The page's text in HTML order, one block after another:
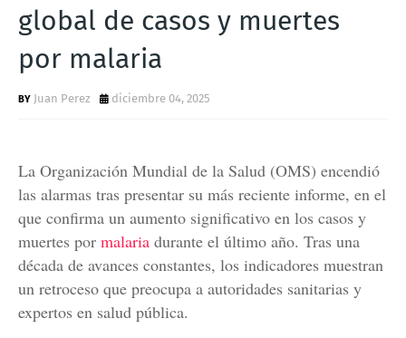
global de casos y muertes
por malaria
Juan Perez diciembre 04, 2025
La Organización Mundial de la Salud (OMS) encendió
las alarmas tras presentar su más reciente informe, en el
que confirma un aumento significativo en los casos y
muertes por malaria durante el último año. Tras una
década de avances constantes, los indicadores muestran
un retroceso que preocupa a autoridades sanitarias y
expertos en salud pública.